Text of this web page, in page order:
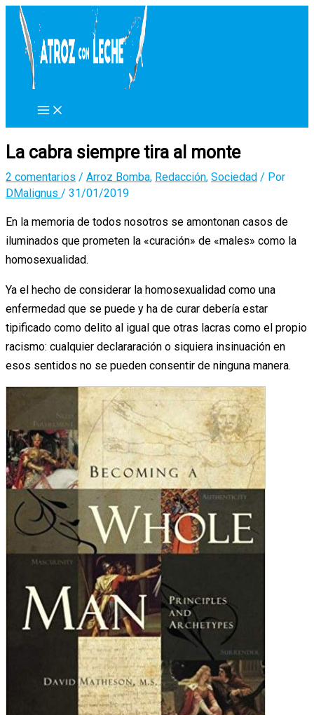
contenido
La cabra siempre tira al monte
2 comentarios / Arroz Bomba, Redacción, Sociedad / Por
DMalignus / 31/01/2019
En la memoria de todos nosotros se amontonan casos de
iluminados que prometen la «curación» de «males» como la
homosexualidad.
Ya el hecho de considerar la homosexualidad como una
enfermedad que se puede y ha de curar debería estar
tipificado como delito al igual que otras lacras como el propio
racismo: cualquier declararación o siquiera insinuación en
esos sentidos no se pueden consentir de ninguna manera.